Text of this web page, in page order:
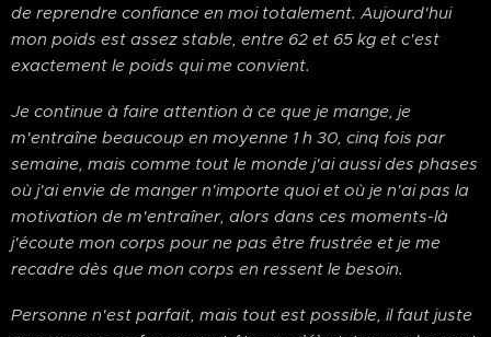
de reprendre confiance en moi totalement. Aujourd'hui
mon poids est assez stable, entre 62 et 65 kg et c'est
exactement le poids qui me convient.
Je continue à faire attention à ce que je mange, je
m'entraîne beaucoup en moyenne 1 h 30, cinq fois par
semaine, mais comme tout le monde j'ai aussi des phases
où j'ai envie de manger n'importe quoi et où je n'ai pas la
motivation de m'entraîner, alors dans ces moments-là
j'écoute mon corps pour ne pas être frustrée et je me
recadre dès que mon corps en ressent le besoin.
Personne n'est parfait, mais tout est possible, il faut juste